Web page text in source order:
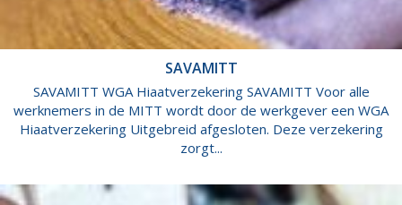
SAVAMITT
SAVAMITT WGA Hiaatverzekering SAVAMITT Voor alle
werknemers in de MITT wordt door de werkgever een WGA
Hiaatverzekering Uitgebreid afgesloten. Deze verzekering
zorgt...